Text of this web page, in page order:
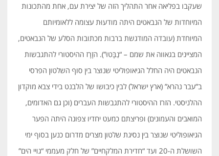
שעקבו בפליאה אחר התהליך הזה של יצירת עם, אחת מהתכונות
המיוחדות של הנבאטים היתה מודעוּת עצומה ללאומיותם
המיוחדת (עובדה המודגשת ברבות מכתובות הסלע של הנבאטים,
המציינים בגאווה את שמם – “נַבָּטוּ”). הזָרָז ההיסטורי להתגבשות
הנבאטים היה החלל הגיאופוליטי שנוצר בין סוף השלטון הפרסי
ב”עבר נהרא” (ארץ ישראל) לבין כיבושו של הלבנט בידי צבא מוקדון
ההלניסטי. הזרז ההיסטורי להתגבשות העברים (וכן גם האדומים,
המואבים והעמונים) ופריצתם כמעט יחדיו צפונה היתה הפער
הגיאופוליטי שנוצר בין נסיגת שלטון מצרים מדרום כנען בסוף ימי
השושלת ה-20 ועד “חדירת המלקחיים” של חלק מעממי “גויי הים”